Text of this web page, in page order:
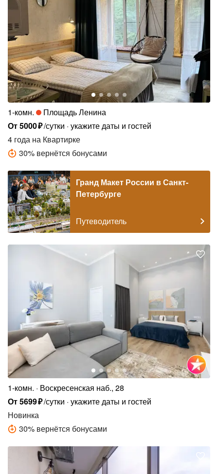
1-комн.
Площадь Ленина
От5000₽/сутки укажите даты и гостей
4 года на Квартирке
30% вернётся бонусами
Гранд Макет России в Санкт-
Петербурге
Путеводитель
1-комн.
Воскресенская наб., 28
От5699₽/сутки укажите даты и гостей
Новинка
30% вернётся бонусами